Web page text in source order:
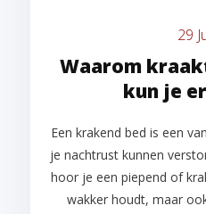
29
Waarom
kun je
Een krakend bed is een
je nachtrust kunnen
hoor je een piepend of
wakker houdt, maar